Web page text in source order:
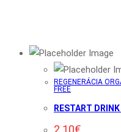
REGENERÁCIA
FREE
RESTART
2.10€